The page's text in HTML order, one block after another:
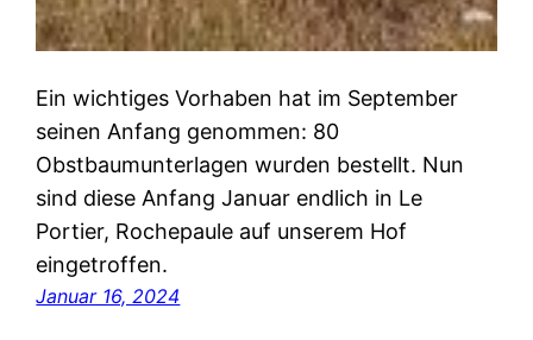
Ein wichtiges Vorhaben hat im September
seinen Anfang genommen: 80
Obstbaumunterlagen wurden bestellt. Nun
sind diese Anfang Januar endlich in Le
Portier, Rochepaule auf unserem Hof
eingetroffen.
Januar 16, 2024